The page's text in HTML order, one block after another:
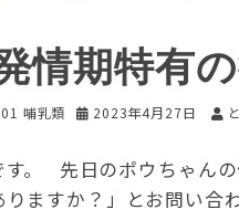
情期特有
01 哺乳類 2023年4月27日
。 先日のポウちゃん
ますか？」とお問い